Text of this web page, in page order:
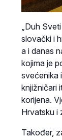
„Duh
slovački i
a i danas
kojima je
svećenika
knjižničari
korijena.
Hrvatsku i
Također,